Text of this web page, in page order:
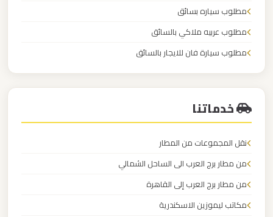
مطلوب سياره بسائق
مطلوب عربيه ملاكي بالسائق
مطلوب سيارة فان للايجار بالسائق
الكابتن لايجار السيارات
خدماتنا
نقل المجموعات من المطار
من مطار برج العرب الى الساحل الشمالي
من مطار برج العرب إلى القاهرة
مكاتب ليموزين الاسكندرية
العلمين
الجديدة
ليموزين
مطار
العلمين
العالمين
ليموزين